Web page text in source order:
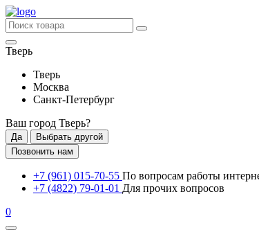
Тверь
Тверь
Москва
Санкт-Петербург
Ваш город Тверь?
Да
Выбрать другой
Позвонить нам
+7 (961) 015-70-55 По вопросам работы
+7 (4822) 79-01-01 Для прочих вопросов
0